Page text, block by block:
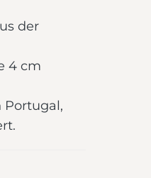
der
4 cm
Portugal,